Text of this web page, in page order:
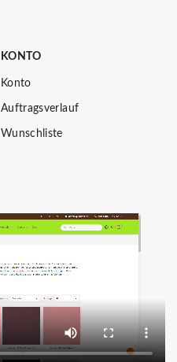
KONTO
Konto
Auftragsverlauf
Wunschliste